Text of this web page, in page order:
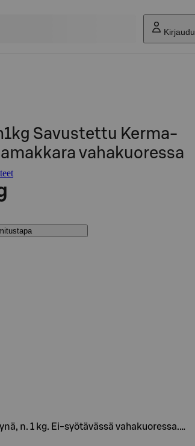
Kirjaudu
Savustettu Kerma-
vahakuoressa
n. 1 kg. Ei-syötävässä vahakuoressa.…